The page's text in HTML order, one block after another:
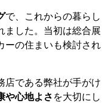
で、これからの暮らし
ました。当初は総合展
ーの住まいも検討され
店である弊社が手がけ
や心地よさ を大切にし